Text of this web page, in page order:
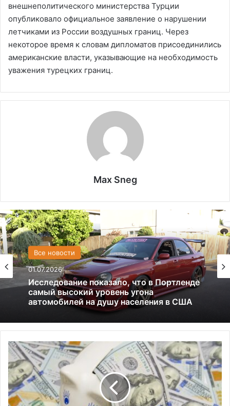
внешнеполитического министерства Турции
опубликовало официальное заявление о нарушении
летчиками из России воздушных границ. Через
некоторое время к словам дипломатов присоединились
американские власти, указывающие на необходимость
уважения турецких границ.
Max Sneg
Все новости
01.07.2026
самый высокий уровень угона
автомобилей на душу населения в США
США
13.06.2025
Америка имеет огромный избыток сыра
Э
с
п
е
р